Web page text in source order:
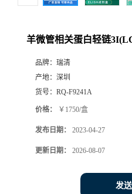
羊微管相关蛋白轻链
品牌： 瑞清
产地： 深圳
货号： RQ-F9241A
价格： ￥1750/盒
发布日期： 2023-04-27
更新日期： 2026-08-07
发